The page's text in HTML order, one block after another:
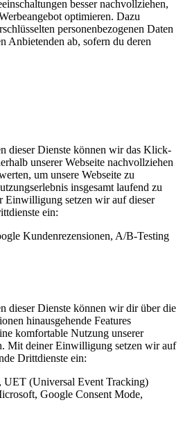
besser nachvollziehen,
optimieren. Dazu
personenbezogenen Daten
Anbietenden ab, sofern du deren
dieser Dienste können wir das Klick-
unserer Webseite nachvollziehen
um unsere Webseite zu
insgesamt laufend zu
Einwilligung setzen wir auf dieser
ein:
Kundenrezensionen, A/B-Testing
dieser Dienste können wir dir über die
hinausgehende Features
komfortable Nutzung unserer
Mit deiner Einwilligung setzen wir auf
Drittdienste ein:
UET (Universal Event Tracking)
Google Consent Mode,